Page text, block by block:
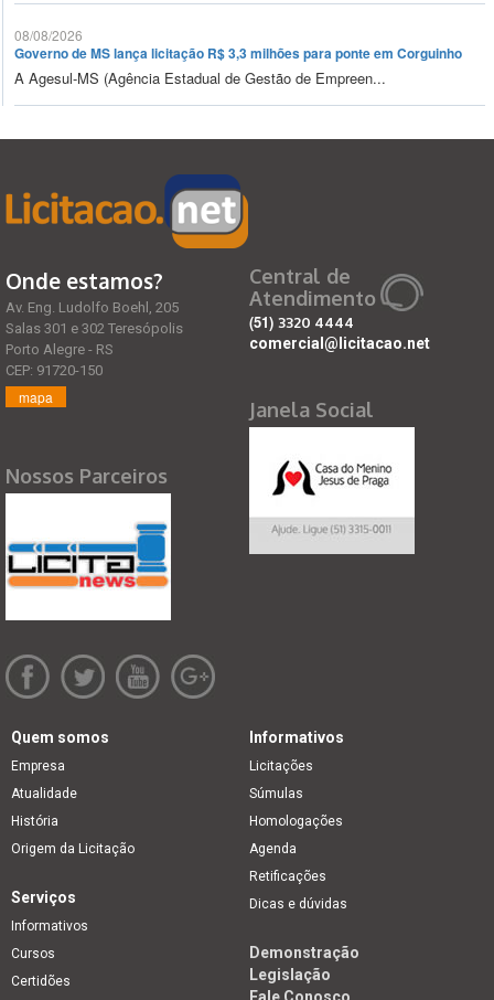
08/08/2026
Governo de MS lança licitação R$ 3,3 milhões para ponte em Corguinho
A Agesul-MS (Agência Estadual de Gestão de Empreen...
Onde estamos?
Av. Eng. Ludolfo Boehl, 205
Salas 301 e 302 Teresópolis
Porto Alegre - RS
CEP: 91720-150
mapa
Nossos Parceiros
Central de
Atendimento
(51) 3320 4444
comercial@licitacao.net
Janela Social
Quem somos
Empresa
Atualidade
História
Origem da Licitação
Informativos
Licitações
Súmulas
Homologações
Agenda
Retificações
Dicas e dúvidas
Serviços
Informativos
Cursos
Certidões
Demonstração
Legislação